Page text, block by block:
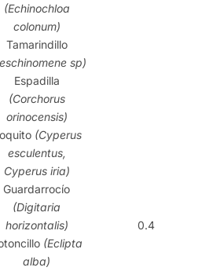
(Echinochloa
colonum)
Tamarindillo
sp)
Espadilla
(Corchorus
orinocensis)
(Cyperus
esculentus,
Cyperus iria)
Guardarrocío
(Digitaria
horizontalis)
(Eclipta
alba)
0.4